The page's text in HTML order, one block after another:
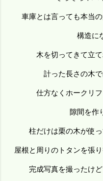
車庫とは言っても本当
構造に
木を切ってきて立
計った長さの木
仕方なくホークリ
隙間を作
柱だけは栗の木が使
屋根と周りのトタンを張
完成写真を撮ったけ